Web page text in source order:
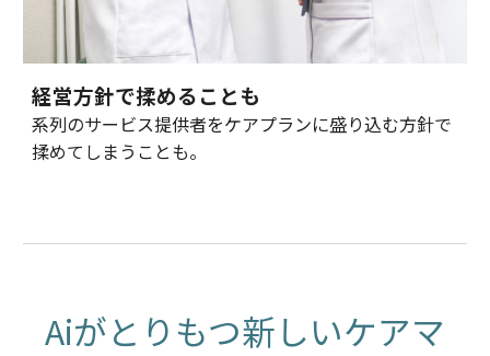
経営方針で揉めることも
系列のサービス提供者をケアプランに盛り込む方針で
揉めてしまうことも。
Aiがとりもつ新しいケアマ